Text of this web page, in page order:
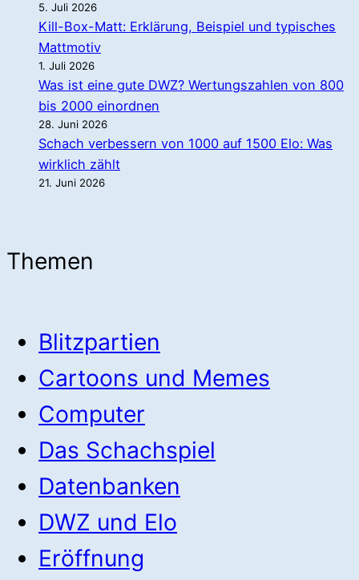
5. Juli 2026
Kill-Box-Matt: Erklärung, Beispiel und typisches
Mattmotiv
1. Juli 2026
Was ist eine gute DWZ? Wertungszahlen von 800
bis 2000 einordnen
28. Juni 2026
Schach verbessern von 1000 auf 1500 Elo: Was
wirklich zählt
21. Juni 2026
Themen
Blitzpartien
Cartoons und Memes
Computer
Das Schachspiel
Datenbanken
DWZ und Elo
Eröffnung